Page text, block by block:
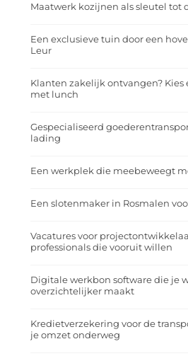
Maatwerk kozijnen als sleutel tot
Een exclusieve tuin door een
Leur
Klanten zakelijk ontvangen? Kies
met lunch
Gespecialiseerd
lading
Een werkplek die meebeweegt
Een slotenmaker in Rosmalen
Vacatures voor
professionals die vooruit willen
Digitale werkbon software die je
overzichtelijker maakt
Kredietverzekering voor de
je omzet onderweg